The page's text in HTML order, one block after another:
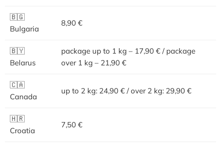
🇧🇬
Bulgaria
8,90 €
🇧🇾
Belarus
package up to 1 kg – 17,90 € / package
over 1 kg – 21,90 €
🇨🇦
Canada
up to 2 kg: 24,90 € / over 2 kg: 29,90 €
🇭🇷
Croatia
7,50 €